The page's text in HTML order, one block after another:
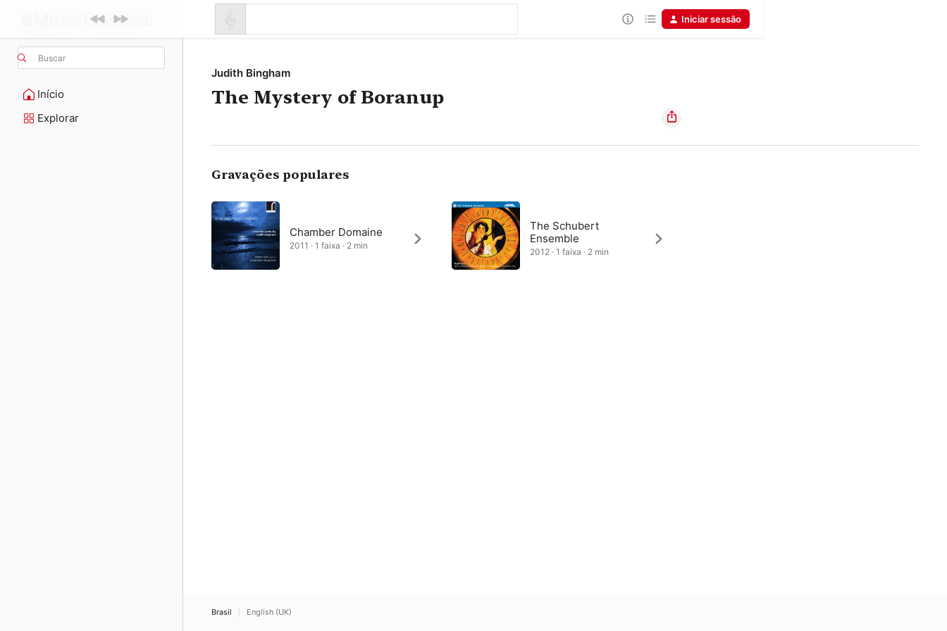
Buscar
Início
Explorar
Iniciar sessão
Judith Bingham
The Mystery of Boranup
Gravações populares
Chamber Domaine
2011 · 1 faixa · 2 min
The Schubert
Ensemble
2012 · 1 faixa · 2 min
Brasil English (UK)